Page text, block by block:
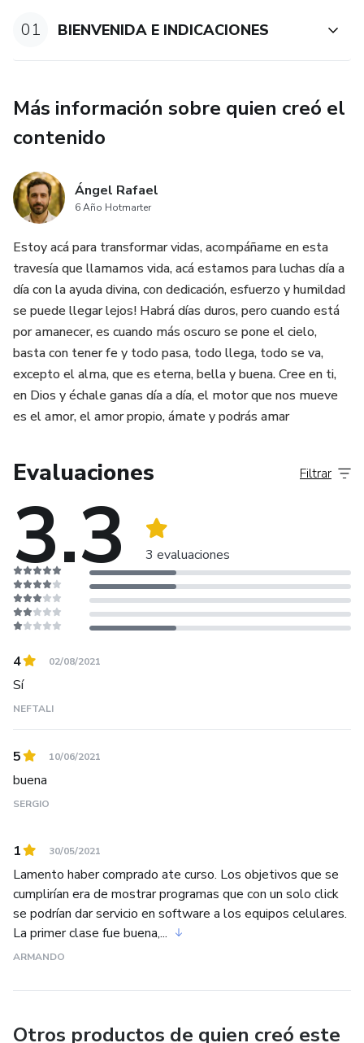
01 BIENVENIDA E INDICACIONES
Más información sobre quien creó el
contenido
Ángel Rafael
6 Año Hotmarter
Estoy acá para transformar vidas, acompáñame en esta
travesía que llamamos vida, acá estamos para luchas día a
día con la ayuda divina, con dedicación, esfuerzo y humildad
se puede llegar lejos! Habrá días duros, pero cuando está
por amanecer, es cuando más oscuro se pone el cielo,
basta con tener fe y todo pasa, todo llega, todo se va,
excepto el alma, que es eterna, bella y buena. Cree en ti,
en Dios y échale ganas día a día, el motor que nos mueve
es el amor, el amor propio, ámate y podrás amar
Evaluaciones
3.3 3 evaluaciones
Filtrar
4 02/08/2021
Sí
NEFTALI
5 10/06/2021
buena
SERGIO
1 30/05/2021
Lamento haber comprado ate curso. Los objetivos que se
cumplirían era de mostrar programas que con un solo click
se podrían dar servicio en software a los equipos celulares.
La primer clase fue buena,...
ARMANDO
Otros productos de quien creó este